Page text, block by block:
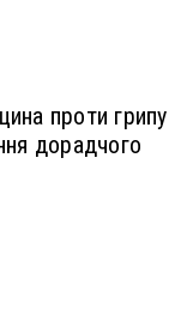
проти грипу
дорадчого